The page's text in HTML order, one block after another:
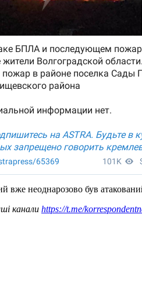
вже неоднарозово був
канали https://t.me/